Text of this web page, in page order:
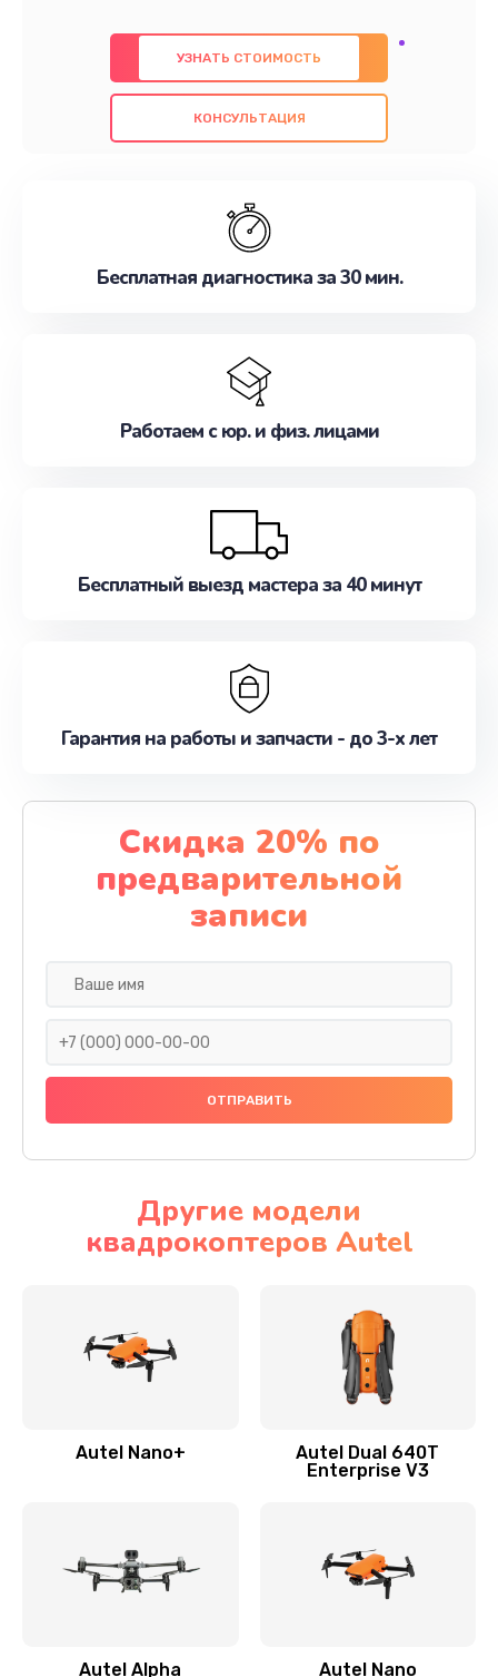
предлагаем быстрый и качественный ремонт с
использованием оригинальных компонентов, а
также гарантируем качество всех
проведенных работ. Наша цель - предоставить
наилучшим образом. Не медлите записаться на
УЗНАТЬ СТОИМОСТЬ
КОНСУЛЬТАЦИЯ
Бесплатная диагностика за 30 мин.
Работаем с юр. и физ. лицами
Бесплатный выезд мастера за 40 минут
Гарантия на работы и запчасти - до 3-х лет
Скидка 20% по
предварительной
записи
Другие модели
квадрокоптеров Autel
Autel Nano+
Autel Dual 640T
Enterprise V3
Autel Alpha Autel Nano